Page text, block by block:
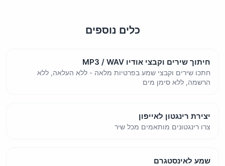
כלים נוספים
חיתוך שירים וקבצי אודיו MP3 / WAV
חתכו שירים וקבצי שמע בפרטיות מלאה - ללא העלאה, ללא
הרשמה, ללא סימן מים
יצירת רינגטון לאייפון
צרו רינגטונים מותאמים מכל שיר
שמע לאינסטגרם